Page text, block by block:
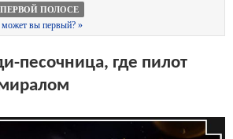
ПОЛОСЕ
может вы первый? »
песочница, где пилот